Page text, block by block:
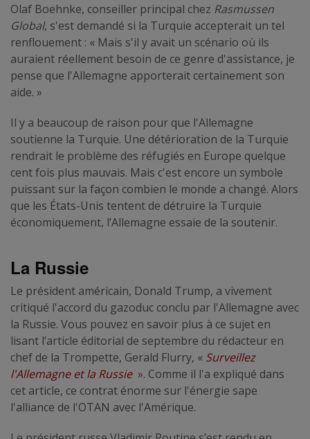
Olaf Boehnke, conseiller principal chez Rasmussen
Global, s'est demandé si la Turquie accepterait un tel
renflouement : « Mais s'il y avait un scénario où ils
auraient réellement besoin de ce genre d'assistance, je
pense que l'Allemagne apporterait certainement son
aide. »
Il y a beaucoup de raison pour que l'Allemagne
soutienne la Turquie. Une détérioration de la Turquie
rendrait le problème des réfugiés en Europe quelque
cent fois plus mauvais. Mais c'est encore un symbole
puissant sur la façon combien le monde a changé. Alors
que les États-Unis tentent de détruire la Turquie
économiquement, l’Allemagne essaie de la soutenir.
La Russie
Le président américain, Donald Trump, a vivement
critiqué l'accord du gazoduc conclu par l'Allemagne avec
la Russie. Vous pouvez en savoir plus à ce sujet en
lisant l’article éditorial de septembre du rédacteur en
chef de la Trompette, Gerald Flurry, « Surveillez
l'Allemagne et la Russie ». Comme il l'a expliqué dans
cet article, ce contrat énorme sur l'énergie sape
l'alliance de l'OTAN avec l'Amérique.